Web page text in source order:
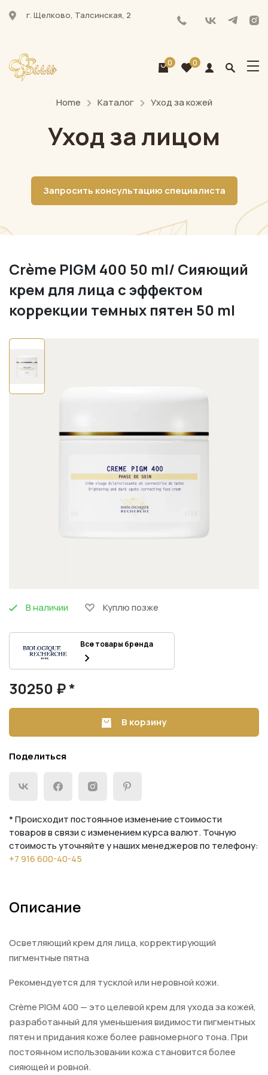
г. Щелково, Талсинская, 2
0 0
Home Каталог Уход за кожей
Уход за лицом
Запросить консультацию специалиста
Crème PIGM 400 50 ml/ Сияющий
крем для лица с эффектом
коррекции темных пятен 50 ml
В наличии Куплю позже
Все товары бренда
30250 ₽ *
В корзину
Поделиться
* Происходит постоянное изменение стоимости
товаров в связи с изменением курса валют. Точную
стоимость уточняйте у наших менеджеров по телефону:
+7 916 600-40-45
Описание
Осветляющий крем для лица, корректирующий
пигментные пятна
Рекомендуется для тусклой или неровной кожи.
Crème PIGM 400 — это целевой крем для ухода за кожей,
разработанный для уменьшения видимости пигментных
пятен и придания коже более равномерного тона. При
постоянном использовании кожа становится более
сияющей и ровной.